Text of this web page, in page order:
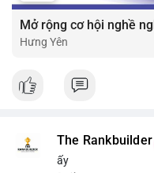
Hưng Yên
The Rankbuilder
ấy